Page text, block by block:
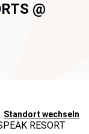
@
Standort wechseln
RESORT